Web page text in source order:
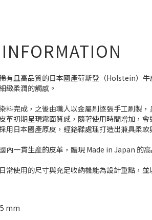
有且高品質的日本國產荷斯登（Holstein）
緻柔潤的觸感。
料完成，之後由職人以金屬刷逐張手工刷製
革初期呈現霧面質感，隨著使用時間增加，
用日本國產原皮，經鉻鞣處理打造出兼具柔
內一貫生產的皮革，體現 Made in Japan 的高
常使用的尺寸與充足收納機能為設計重點，
mm